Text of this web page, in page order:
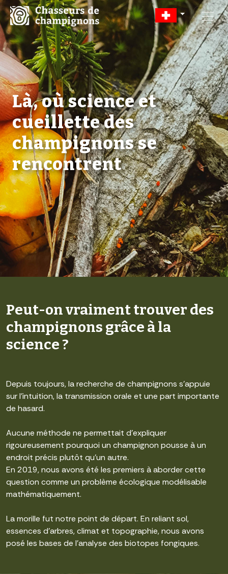
Là, où science et
cueillette des
champignons se
rencontrent
Peut-on vraiment trouver des
champignons grâce à la
science ?
Depuis toujours, la recherche de champignons s’appuie
sur l’intuition, la transmission orale et une part importante
de hasard.
Aucune méthode ne permettait d’expliquer
rigoureusement pourquoi un champignon pousse à un
endroit précis plutôt qu’un autre.
En 2019, nous avons été les premiers à aborder cette
question comme un problème écologique modélisable
mathématiquement.
La morille fut notre point de départ. En reliant sol,
essences d’arbres, climat et topographie, nous avons
posé les bases de l’analyse des biotopes fongiques.